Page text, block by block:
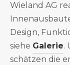
Wieland AG
Design,
siehe Galerie.
schätzen die